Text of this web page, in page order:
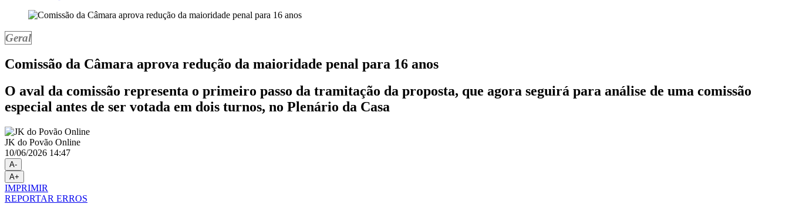
Geral
Comissão da Câmara aprova redução da maioridade penal para 16 anos
O aval da comissão representa o primeiro passo da tramitação da proposta, que agora seguirá para análise de uma comissão
especial antes de ser votada em dois turnos, no Plenário da Casa
JK do Povão Online
10/06/2026 14:47
A-
A+
IMPRIMIR
REPORTAR ERROS